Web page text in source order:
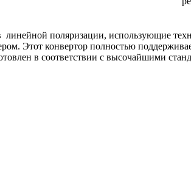
поляризации, использующие
Этот конвертор полностью
в соответствии с высочайшими